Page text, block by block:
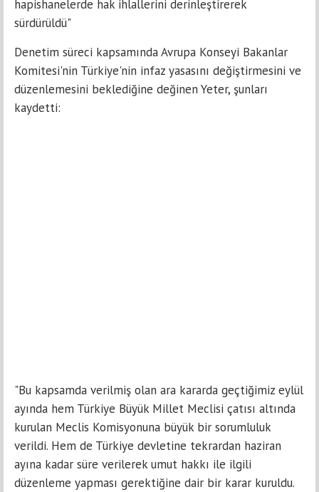
hapishanelerde hak ihlallerini derinleştirerek
sürdürüldü"
Denetim süreci kapsamında Avrupa Konseyi Bakanlar
Komitesi'nin Türkiye'nin infaz yasasını değiştirmesini ve
düzenlemesini beklediğine değinen Yeter, şunları
kaydetti:
"Bu kapsamda verilmiş olan ara kararda geçtiğimiz eylül
ayında hem Türkiye Büyük Millet Meclisi çatısı altında
kurulan Meclis Komisyonuna büyük bir sorumluluk
verildi. Hem de Türkiye devletine tekrardan haziran
ayına kadar süre verilerek umut hakkı ile ilgili
düzenleme yapması gerektiğine dair bir karar kuruldu.